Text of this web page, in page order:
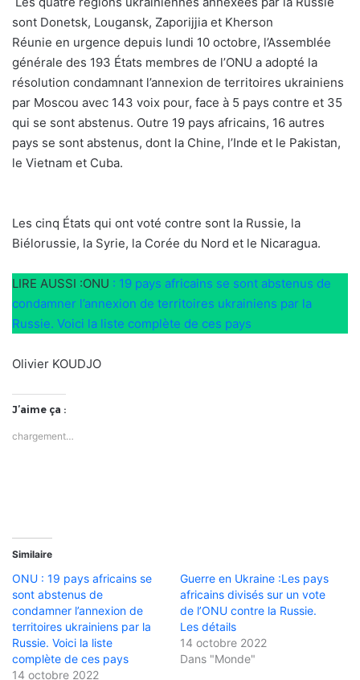
sont Donetsk, Lougansk, Zaporijjia et Kherson
Réunie en urgence depuis lundi 10 octobre, l’Assemblée
générale des 193 États membres de l’ONU a adopté la
résolution condamnant l’annexion de territoires ukrainiens
par Moscou avec 143 voix pour, face à 5 pays contre et 35
qui se sont abstenus. Outre 19 pays africains, 16 autres
pays se sont abstenus, dont la Chine, l’Inde et le Pakistan,
le Vietnam et Cuba.
Les cinq États qui ont voté contre sont la Russie, la
Biélorussie, la Syrie, la Corée du Nord et le Nicaragua.
LIRE AUSSI :ONU : 19 pays africains se sont abstenus de
condamner l’annexion de territoires ukrainiens par la
Russie. Voici la liste complète de ces pays
Olivier KOUDJO
J’aime ça :
chargement…
Similaire
ONU : 19 pays africains se
sont abstenus de
condamner l’annexion de
territoires ukrainiens par la
Russie. Voici la liste
complète de ces pays
14 octobre 2022
Guerre en Ukraine :Les pays
africains divisés sur un vote
de l’ONU contre la Russie.
Les détails
14 octobre 2022
Dans "Monde"